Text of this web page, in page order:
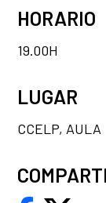
HORARIO
19.00H
LUGAR
CCELP, AULA